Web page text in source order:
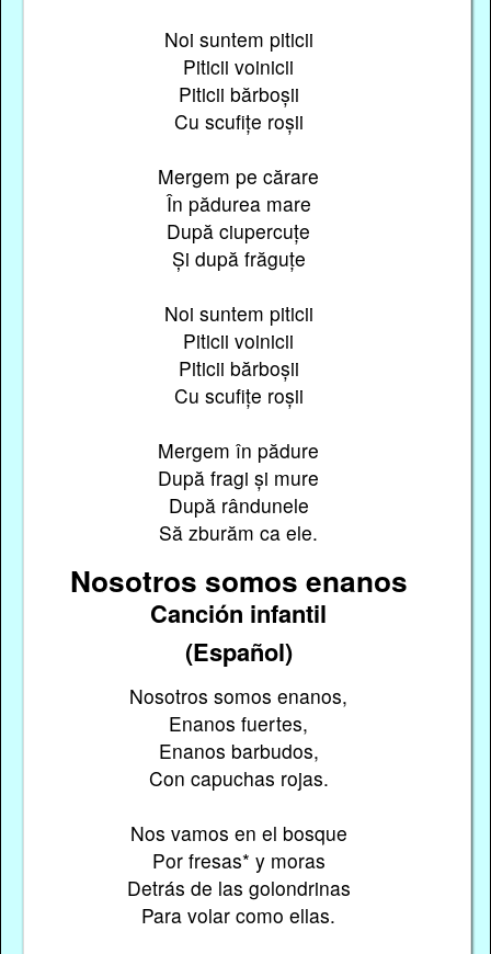
Noi suntem piticii
Piticii voinicii
Piticii bărboșii
Cu scufițe roșii
Mergem pe cărare
În pădurea mare
După ciupercuțe
Și după frăguțe
Noi suntem piticii
Piticii voinicii
Piticii bărboșii
Cu scufițe roșii
Mergem în pădure
După fragi și mure
După rândunele
Să zburăm ca ele.
Nosotros somos enanos
Canción infantil
(Español)
Nosotros somos enanos,
Enanos fuertes,
Enanos barbudos,
Con capuchas rojas.
Nos vamos en el bosque
Por fresas* y moras
Detrás de las golondrinas
Para volar como ellas.